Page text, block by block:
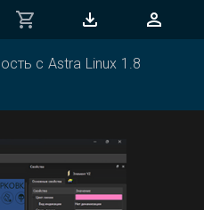
с Astra Linux 1.8